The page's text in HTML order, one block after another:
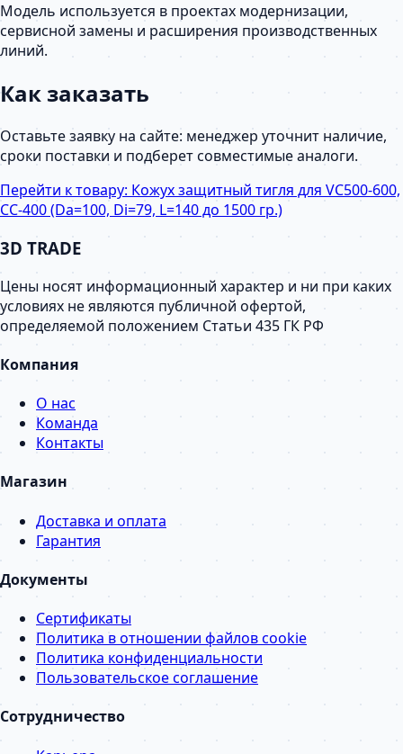
Модель используется в проектах модернизации,
сервисной замены и расширения производственных
линий.
Как заказать
Оставьте заявку на сайте: менеджер уточнит наличие,
сроки поставки и подберет совместимые аналоги.
Перейти к товару: Кожух защитный тигля для VС500-600,
СС-400 (Da=100, Di=79, L=140 до 1500 гр.)
3D TRADE
Цены носят информационный характер и ни при каких
условиях не являются публичной офертой,
определяемой положением Статьи 435 ГК РФ
Компания
О нас
Команда
Контакты
Магазин
Доставка и оплата
Гарантия
Документы
Сертификаты
Политика в отношении файлов cookie
Политика конфиденциальности
Пользовательское соглашение
Сотрудничество